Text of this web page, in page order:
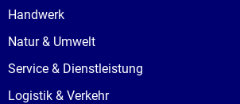
Handwerk
Natur & Umwelt
Service & Dienstleistung
Logistik & Verkehr